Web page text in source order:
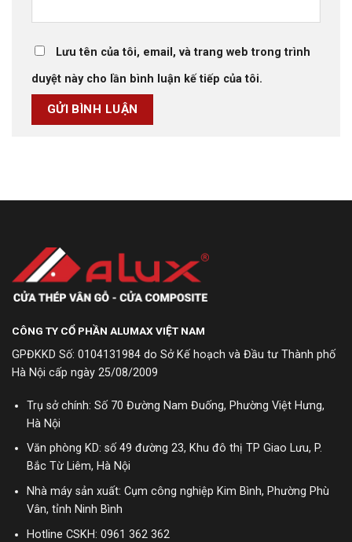
Lưu tên của tôi, email, và trang web trong trình
duyệt này cho lần bình luận kế tiếp của tôi.
CÔNG TY CỔ PHẦN ALUMAX VIỆT NAM
GPĐKKD Số: 0104131984 do Sở Kế hoạch và Đầu tư Thành phố
Hà Nội cấp ngày 25/08/2009
Trụ sở chính: Số 70 Đường Nam Đuống, Phường Việt Hưng,
Hà Nội
Văn phòng KD: số 49 đường 23, Khu đô thị TP Giao Lưu, P.
Bắc Từ Liêm, Hà Nội
Nhà máy sản xuất: Cụm công nghiệp Kim Bình, Phường Phù
Vân, tỉnh Ninh Bình
Hotline CSKH: 0961 362 362